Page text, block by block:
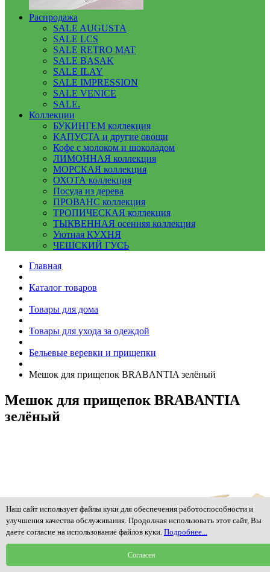
Распродажа
SALE AUGUSTA
SALE LCS
SALE RETRO MAT
SALE BASAK
SALE ILAY
SALE IMPRESSION
SALE VENICE
SALE.
Коллекции
БУКИНГЕМ коллекция
КАПУСТА и другие овощи
Кофе с молоком и шоколадом
ЛИМОННАЯ коллекция
МОРСКАЯ коллекция
ОХОТА коллекция
Посуда из дерева
ПРОВАНС коллекция
ТРОПИЧЕСКАЯ коллекция
ТЫКВЕННАЯ осенняя коллекция
Уютная КУХНЯ
ЧЕШСКИЙ ГУСЬ
Главная
Каталог товаров
Товары для дома
Товары для ухода за одеждой
Бельевые веревки и прищепки
Мешок для прищепок BRABANTIA зелёный
Мешок для прищепок BRABANTIA
зелёный
Наш сайт использует файлы куки для обеспечения работоспособности и
улучшения качества обслуживания. Продолжая использовать этот сайт, Вы
даете согласие на использование файлов куки. Подробнее...
Согласен